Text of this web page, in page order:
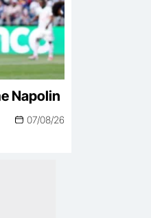
Napolin
07/08/26